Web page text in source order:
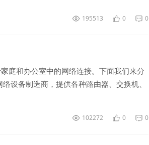
195513 0 0
庭和办公室中的网络连接。下面我们来分
设备制造商，提供各种路由器、交换机、
102272 0 0